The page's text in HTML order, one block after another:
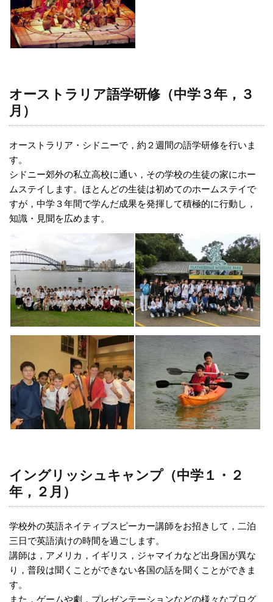
オーストラリア語学研修（中学３年，３
月）
オーストラリア・シドニーで，約２週間の語学研修を行いま
す。
シドニー郊外の私立高校に通い，その学校の生徒の家にホー
ムステイします。ほとんどの生徒は初めてのホームステイで
すが，中学３年間で学んだ成果を発揮して積極的に行動し，
知識・見聞を広めます。
イングリッシュキャンプ（中学１・２
年，２月）
学校外の英語ネイティブスピーカー講師をお招きして，二泊
三日で英語漬けの時間を過ごします。
講師は，アメリカ，イギリス，ジャマイカなど出身国が異な
り，普段は聞くことができない各国の話を聞くことができま
す。
また，ゲームや劇，プレゼンテーションなどの様々なプログ